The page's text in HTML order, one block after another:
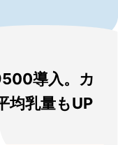
導入。カ
均乳量もUP